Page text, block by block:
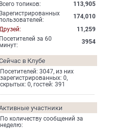
Всего топиков:
113,905
пользователей:
174,010
11,259
Посетителей за 60
минут:
3954
в Клубе
Посетителей: 3047, из них
зарегистрированных: 0,
скрытых: 0, гостей: 391
участники
По количеству сообщений за
неделю: